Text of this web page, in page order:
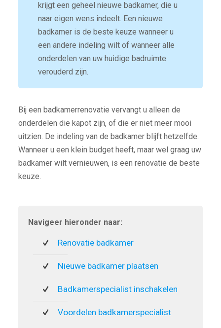
krijgt een geheel nieuwe badkamer, die u
naar eigen wens indeelt. Een nieuwe
badkamer is de beste keuze wanneer u
een andere indeling wilt of wanneer alle
onderdelen van uw huidige badruimte
verouderd zijn.
Bij een badkamerrenovatie vervangt u alleen de
onderdelen die kapot zijn, of die er niet meer mooi
uitzien. De indeling van de badkamer blijft hetzelfde.
Wanneer u een klein budget heeft, maar wel graag uw
badkamer wilt vernieuwen, is een renovatie de beste
keuze.
Navigeer hieronder naar:
Renovatie badkamer
Nieuwe badkamer plaatsen
Badkamerspecialist inschakelen
Voordelen badkamerspecialist